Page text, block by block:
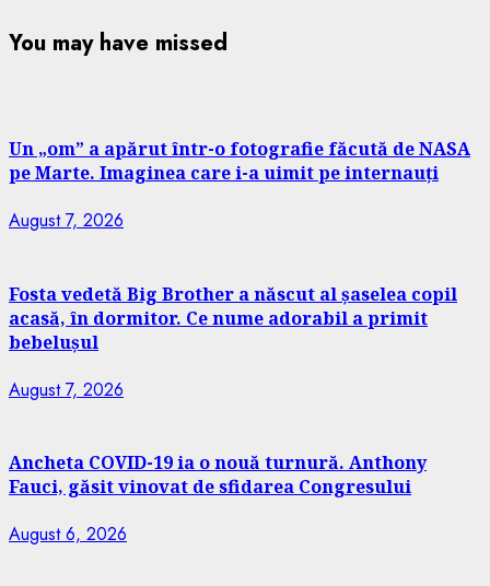
You may have missed
Un „om” a apărut într-o fotografie făcută de NASA
pe Marte. Imaginea care i-a uimit pe internauți
August 7, 2026
Fosta vedetă Big Brother a născut al șaselea copil
acasă, în dormitor. Ce nume adorabil a primit
bebelușul
August 7, 2026
Ancheta COVID-19 ia o nouă turnură. Anthony
Fauci, găsit vinovat de sfidarea Congresului
August 6, 2026